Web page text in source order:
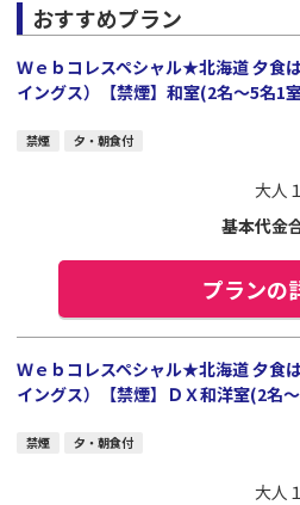
おすすめプラン
Ｗｅｂコレスペシャル★北海道 夕食
イングス）【禁煙】和室(2名～5名1
禁煙 夕・朝食付
大人
基本代金
プランの
Ｗｅｂコレスペシャル★北海道 夕食
イングス）【禁煙】ＤＸ和洋室(2名
禁煙 夕・朝食付
大人